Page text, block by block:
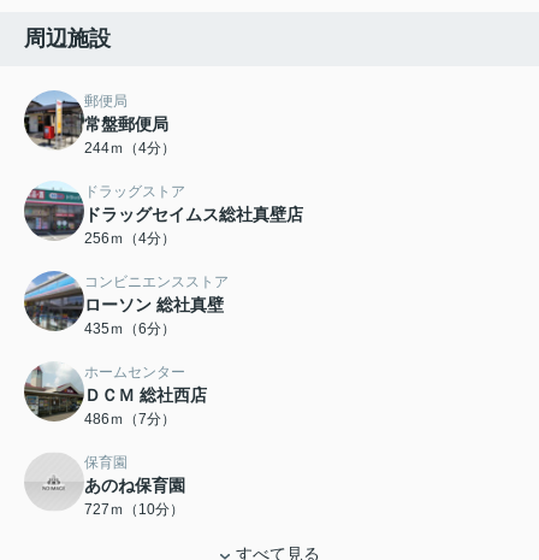
周辺施設
郵便局
常盤郵便局
244ｍ（4分）
ドラッグストア
ドラッグセイムス総社真壁店
256ｍ（4分）
コンビニエンスストア
ローソン 総社真壁
435ｍ（6分）
ホームセンター
ＤＣＭ 総社西店
486ｍ（7分）
保育園
あのね保育園
727ｍ（10分）
すべて見る